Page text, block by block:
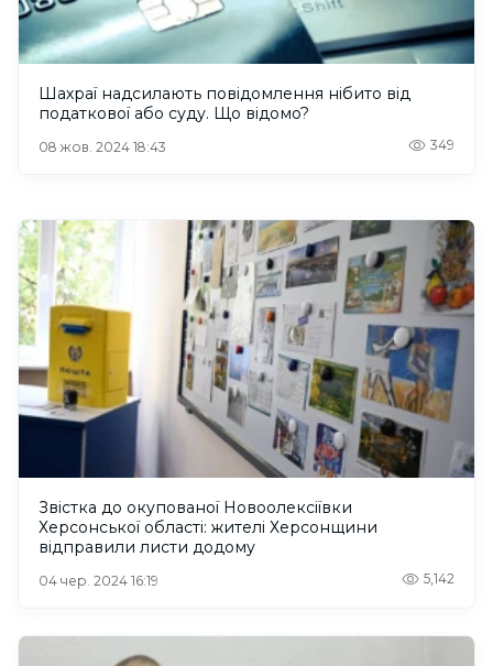
Шахраї надсилають повідомлення нібито від
податкової або суду. Що відомо?
08 жов. 2024 18:43 349
Звістка до окупованої Новоолексіївки
Херсонської області: жителі Херсонщини
відправили листи додому
04 чер. 2024 16:19 5,142